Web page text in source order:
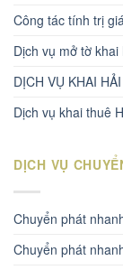
Công tác tính trị
Dịch vụ mở tờ
DỊCH VỤ KHAI
Dịch vụ khai thuê
DỊCH VỤ
Chuyển phát
Chuyển phát